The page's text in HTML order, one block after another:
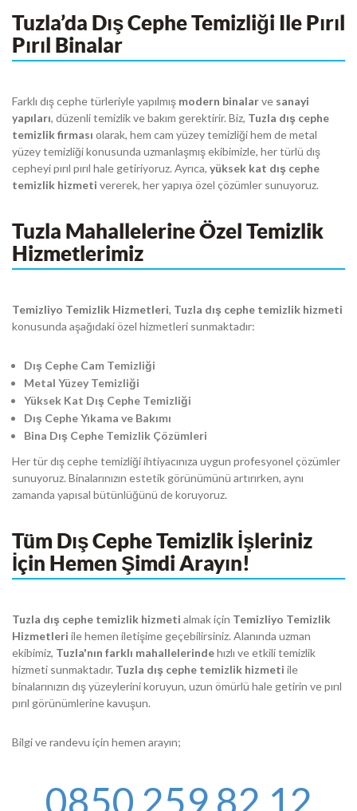
Tuzla’da Dış Cephe Temizliği Ile Pırıl
Pırıl Binalar
Farklı dış cephe türleriyle yapılmış modern binalarve sanayi
yapıları, düzenli temizlik ve bakım gerektirir. Biz, Tuzla dış cephe
temizlik firması olarak, hem cam yüzey temizliği hem de metal
yüzey temizliği konusunda uzmanlaşmış ekibimizle, her türlü dış
cepheyi pırıl pırıl hale getiriyoruz. Ayrıca, yüksek kat dış cephe
temizlik hizmeti vererek, her yapıya özel çözümler sunuyoruz.
Tuzla Mahallelerine Özel Temizlik
Hizmetlerimiz
Temizliyo Temizlik Hizmetleri, Tuzla dış cephe temizlik hizmeti
konusunda aşağıdaki özel hizmetleri sunmaktadır:
Dış Cephe Cam Temizliği
Metal Yüzey Temizliği
Yüksek Kat Dış Cephe Temizliği
Dış Cephe Yıkama ve Bakımı
Bina Dış Cephe Temizlik Çözümleri
Her tür dış cephe temizliği ihtiyacınıza uygun profesyonel çözümler
sunuyoruz. Binalarınızın estetik görünümünü artırırken, aynı
zamanda yapısal bütünlüğünü de koruyoruz.
Tüm Dış Cephe Temizlik İşleriniz
İçin Hemen Şimdi Arayın!
Tuzla dış cephe temizlik hizmeti almak için Temizliyo Temizlik
Hizmetleri ile hemen iletişime geçebilirsiniz. Alanında uzman
ekibimiz, Tuzla'nın farklı mahallelerindehızlı ve etkili temizlik
hizmeti sunmaktadır. Tuzla dış cephe temizlik hizmeti ile
binalarınızın dış yüzeylerini koruyun, uzun ömürlü hale getirin ve pırıl
pırıl görünümlerine kavuşun.
Bilgi ve randevu için hemen arayın;
0850 259 82 12